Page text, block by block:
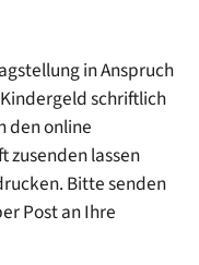
in Anspruch
schriftlich
den online
zusenden lassen
Bitte senden
Post an Ihre